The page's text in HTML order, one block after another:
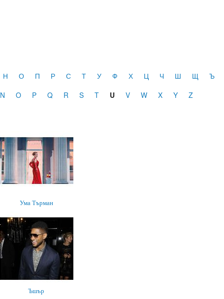
Н О П Р С Т У Ф Х Ц Ч Ш Щ Ъ
N O P Q R S T U V W X Y Z
Ума Търман
Ъшър